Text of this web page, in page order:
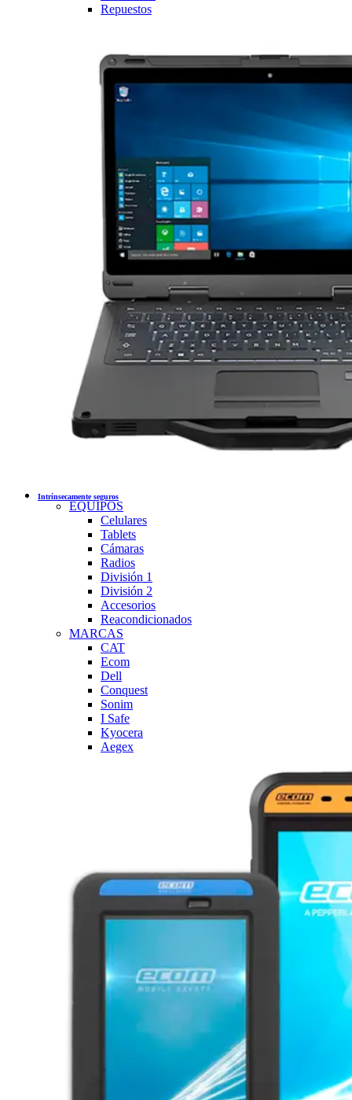
Repuestos
Intrínsecamente seguros
EQUIPOS
Celulares
Tablets
Cámaras
Radios
División 1
División 2
Accesorios
Reacondicionados
MARCAS
CAT
Ecom
Dell
Conquest
Sonim
I Safe
Kyocera
Aegex